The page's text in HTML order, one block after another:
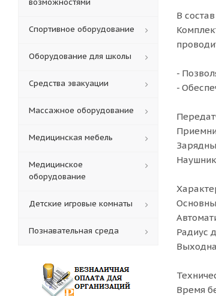
В
-
-
Радиус
Время
возможностями
Спортивное оборудование
Оборудование для школы
Средства эвакуации
Массажное оборудование
Медицинская мебель
Медицинское
оборудование
Детские игровые комнаты
Познавательная среда